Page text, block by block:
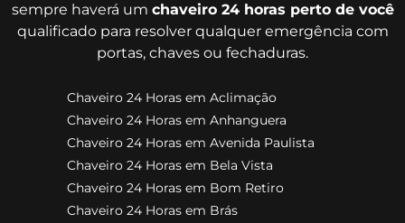
sempre haverá um chaveiro 24 horas perto de você
qualificado para resolver qualquer emergência com
portas, chaves ou fechaduras.
Chaveiro 24 Horas em Aclimação
Chaveiro 24 Horas em Anhanguera
Chaveiro 24 Horas em Avenida Paulista
Chaveiro 24 Horas em Bela Vista
Chaveiro 24 Horas em Bom Retiro
Chaveiro 24 Horas em Brás